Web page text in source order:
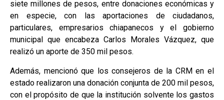
siete millones de pesos, entre donaciones económicas y
en especie, con las aportaciones de ciudadanos,
particulares, empresarios chiapanecos y el gobierno
municipal que encabeza Carlos Morales Vázquez, que
realizó un aporte de 350 mil pesos.
Además, mencionó que los consejeros de la CRM en el
estado realizaron una donación conjunta de 200 mil pesos,
con el propósito de que la institución solvente los gastos